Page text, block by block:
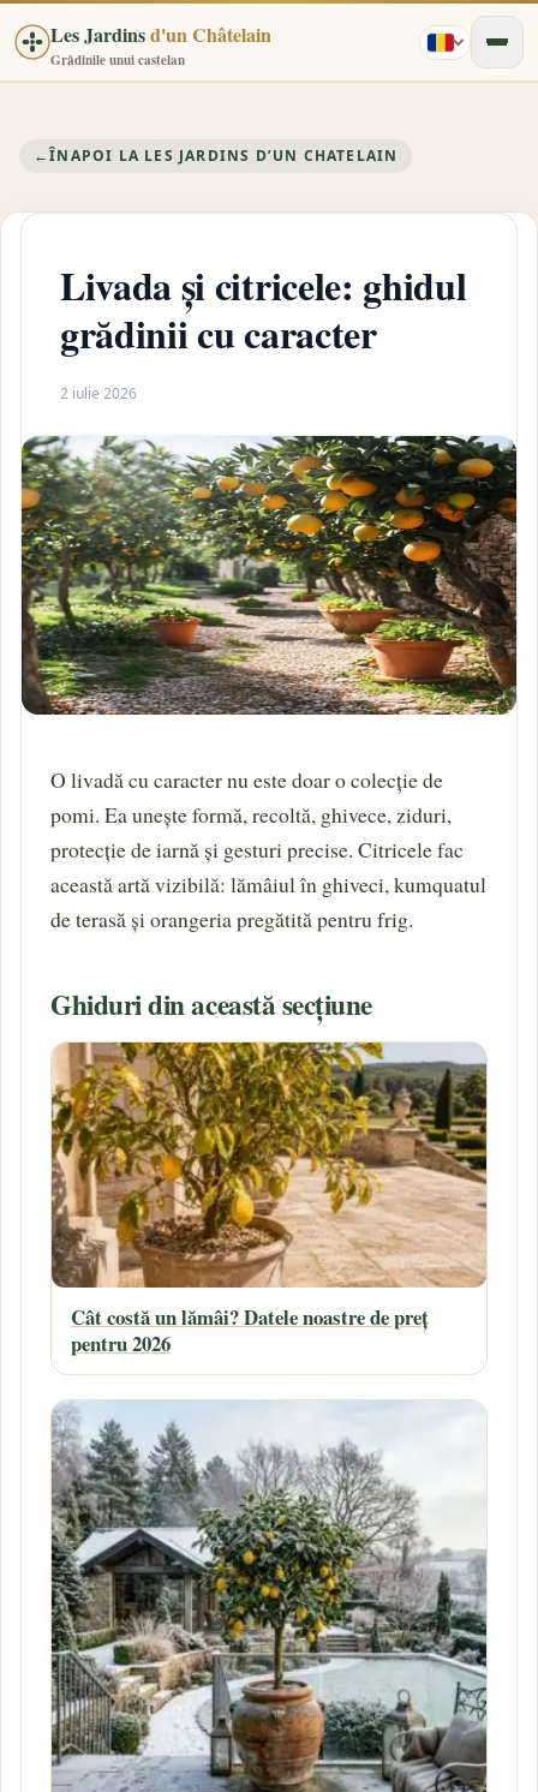
Les Jardinsd'un Châtelain
Grădinile unui castelan
←ÎNAPOI LA LES JARDINS D’UN CHATELAIN
Livada și citricele: ghidul
grădinii cu caracter
2 iulie 2026
O livadă cu caracter nu este doar o colecție de
pomi. Ea unește formă, recoltă, ghivece, ziduri,
protecție de iarnă și gesturi precise. Citricele fac
această artă vizibilă: lămâiul în ghiveci, kumquatul
de terasă și orangeria pregătită pentru frig.
Ghiduri din această secțiune
Cât costă un lămâi? Datele noastre de preț
pentru 2026